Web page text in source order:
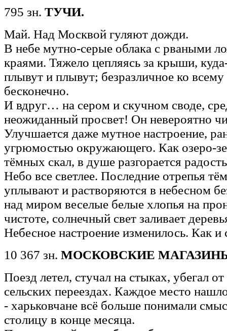
795 зн. ТУЧИ.
Май. Над Москвой гуляют дожди.
В небе мутно-серые облака с рваными
краями. Тяжело цепляясь за крыши,
плывут и плывут; безразличное ко
бесконечно.
И вдруг… на сером и скучном своде,
неожиданный просвет! Он невероятно
Улучшается даже мутное настроение,
угрюмостью окружающего. Как озеро-
тёмных скал, в душе разгорается
Небо все светлее. Последние отрепья
уплывают и растворяются в небесном
над миром веселые белые хлопья на
чистоте, солнечный свет заливает
Небесное настроение изменилось. Как
10 367 зн. МОСКОВСКИЕ
Поезд летел, стучал на стыках, убегал
сельских переездах. Каждое место
- харьковчане всё больше понимали
столицу в конце месяца.